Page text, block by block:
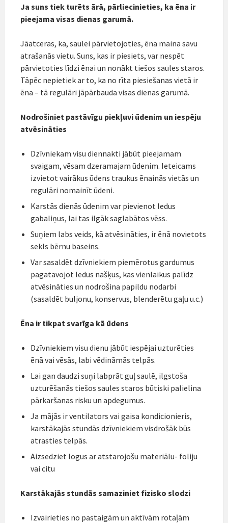
Ja suns tiek turēts ārā, pārliecinieties, ka ēna ir
pieejama visas dienas garumā.
Jāatceras, ka, saulei pārvietojoties, ēna maina savu
atrašanās vietu. Suns, kas ir piesiets, var nespēt
pārvietoties līdzi ēnai un nonākt tiešos saules staros.
Tāpēc nepietiek ar to, ka no rīta piesiešanas vietā ir
ēna – tā regulāri jāpārbauda visas dienas garumā.
Nodrošiniet pastāvīgu piekļuvi ūdenim un iespēju
atvēsināties
Dzīvniekam visu diennakti jābūt pieejamam
svaigam, vēsam dzeramajam ūdenim. Ieteicams
izvietot vairākus ūdens traukus ēnainās vietās un
regulāri nomainīt ūdeni.
Karstās dienās ūdenim var pievienot ledus
gabaliņus, lai tas ilgāk saglabātos vēss.
Suņiem labs veids, kā atvēsināties, ir ēnā novietots
sekls bērnu baseins.
Var sasaldēt dzīvniekiem piemērotus gardumus
pagatavojot ledus našķus, kas vienlaikus palīdz
atvēsināties un nodrošina papildu nodarbi
(sasaldēt buljonu, konservus, blenderētu gaļu u.c.)
Ēna ir tikpat svarīga kā ūdens
Dzīvniekiem visu dienu jābūt iespējai uzturēties
ēnā vai vēsās, labi vēdināmās telpās.
Lai gan daudzi suņi labprāt guļ saulē, ilgstoša
uzturēšanās tiešos saules staros būtiski palielina
pārkaršanas risku un apdegumus.
Ja mājās ir ventilators vai gaisa kondicionieris,
karstākajās stundās dzīvniekiem visdrošāk būs
atrasties telpās.
Aizsedziet logus ar atstarojošu materiālu- foliju
vai citu
Karstākajās stundās samaziniet fizisko slodzi
Izvairieties no pastaigām un aktīvām rotaļām